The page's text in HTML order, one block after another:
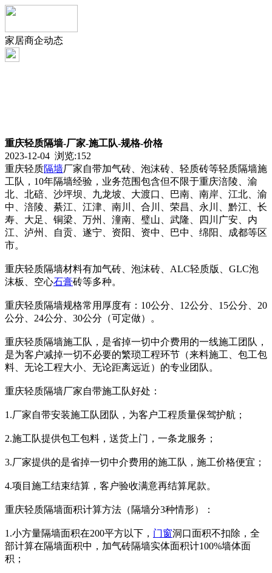
家居商企动态
重庆轻质隔墙-厂家-施工队-规格-价格
2023-12-04 浏览:152
重庆轻质隔墙厂家自带加气砖、泡沫砖、轻质砖等轻质隔墙施
工队，10年隔墙经验，业务范围包含但不限于重庆涪陵、渝
北、北碚、沙坪坝、九龙坡、大渡口、巴南、南岸、江北、渝
中、涪陵、綦江、江津、南川、合川、荣昌、永川、黔江、长
寿、大足、铜梁、万州、潼南、璧山、武隆、四川广安、内
江、泸州、自贡、遂宁、资阳、资中、巴中、绵阳、成都等区
市。
重庆轻质隔墙材料有加气砖、泡沫砖、ALC轻质版、GLC泡
沫板、空心石膏砖等多种。
重庆轻质隔墙规格常用厚度有：10公分、12公分、15公分、20
公分、24公分、30公分（可定做）。
重庆轻质隔墙施工队，是省掉一切中介费用的一线施工团队，
是为客户减掉一切不必要的繁琐工程环节（来料施工、包工包
料、无论工程大小、无论距离远近）的专业团队。
重庆轻质隔墙厂家自带施工队好处：
1.厂家自带安装施工队团队，为客户工程质量保驾护航；
2.施工队提供包工包料，送货上门，一条龙服务；
3.厂家提供的是省掉一切中介费用的施工队，施工价格便宜；
4.项目施工结束结算，客户验收满意再结算尾款。
重庆轻质隔墙面积计算方法（隔墙分3种情形）：
1.小方量隔墙面积在200平方以下， 门窗洞口面积不扣除，全
部计算在隔墙面积中，加气砖隔墙实体面积计100%墙体面
积；